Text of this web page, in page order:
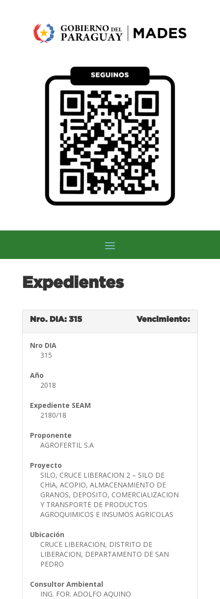
Expedientes
Nro. DIA: 315 Vencimiento:
Nro DIA
315
Año
2018
Expediente SEAM
2180/18
Proponente
AGROFERTIL S.A
Proyecto
SILO, CRUCE LIBERACION 2 – SILO DE
CHIA, ACOPIO, ALMACENAMIENTO DE
GRANOS, DEPOSITO, COMERCIALIZACION
Y TRANSPORTE DE PRODUCTOS
AGROQUIMICOS E INSUMOS AGRICOLAS
Ubicación
CRUCE LIBERACION, DISTRITO DE
LIBERACION, DEPARTAMENTO DE SAN
PEDRO
Consultor Ambiental
ING. FOR. ADOLFO AQUINO